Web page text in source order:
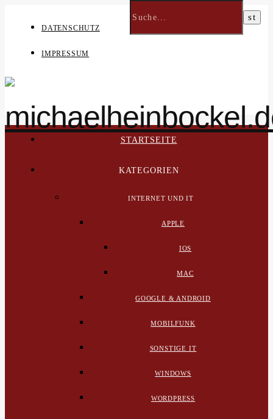
DATENSCHUTZ
IMPRESSUM
STARTSEITE
KATEGORIEN
INTERNET UND IT
APPLE
IOS
MAC
GOOGLE & ANDROID
MOBILFUNK
SONSTIGE IT
WINDOWS
WORDPRESS